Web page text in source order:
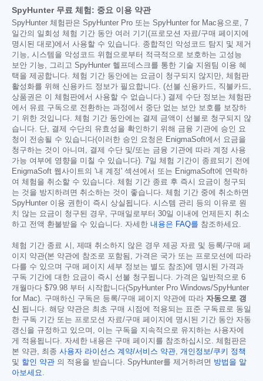
SpyHunter 무료 체험: 중요 이용 약관
SpyHunter 체험판은 SpyHunter Pro 또는 SpyHunter for Mac용으로, 7
일간의 일회성 체험 기간 동안 여러 기기(프로모션 자료/구매 페이지에
명시된 대로)에서 사용할 수 있습니다. 종합적인 악성코드 탐지 및 제거
기능, 시스템을 악성코드 위협으로부터 적극적으로 보호하는 고성능
보안 기능, 그리고 SpyHunter 헬프데스크를 통한 기술 지원팀 이용 혜
택을 제공합니다. 체험 기간 동안에는 요금이 청구되지 않지만, 체험판
활성화를 위해 신용카드 정보가 필요합니다. (선불 신용카드, 직불카드,
상품권은 이 체험판에서 사용할 수 없습니다.) 결제 수단 정보는 체험판
에서 유료 구독으로 전환하는 과정에서 중단 없는 보안 보호를 보장하
기 위한 것입니다. 체험 기간 동안에는 결제 금액이 선불로 청구되지 않
습니다. 단, 결제 수단의 유효성을 확인하기 위해 금융 기관에 승인 요
청이 전송될 수 있습니다(이러한 승인 요청은 EnigmaSoft에서 요금을
청구하는 것이 아니며, 결제 수단 및/또는 금융 기관에 따라 계정 사용
가능 여부에 영향을 미칠 수 있습니다). 7일 체험 기간이 종료되기 전에
EnigmaSoft 웹사이트의 '내 계정' 섹션에서 또는 EnigmaSoft에 연락하
여 체험을 취소할 수 있습니다. 체험 기간 종료 후 즉시 요금이 청구되
는 것을 방지하려면 취소하는 것이 좋습니다. 체험 기간 중에 취소하면
SpyHunter 이용 권한이 즉시 상실됩니다. 시스템 관리 등의 이유로 원
치 않는 요금이 청구된 경우, 구매일로부터 30일 이내에 언제든지 취소
하고 전액 환불받을 수 있습니다. 자세한 내용은 FAQ를 참조하세요.
체험 기간 종료 시, 제때 취소하지 않은 경우 제공 자료 및 등록/구매 페
이지 약관(본 약관에 참조로 포함됨, 가격은 국가 또는 프로모션에 따라
다를 수 있으며 구매 페이지 세부 정보는 별도 참조)에 명시된 가격과
구독 기간에 대한 요금이 즉시 선불 청구됩니다. 가격은 일반적으로 6
개월마다 $79.98 부터 시작합니다(SpyHunter Pro Windows/SpyHunter
for Mac). 구매하신 구독은 등록/구매 페이지 약관에 따라 자동으로 갱
신 됩니다. 해당 약관은 최초 구매 시점에 적용되는 표준 구독료로 동일
한 구독 기간 또는 프로모션 자료/구매 페이지에 명시된 기간 동안 자동
갱신을 규정하고 있으며, 이는 구독을 지속적으로 유지하는 사용자에
게 적용됩니다. 자세한 내용은 구매 페이지를 참조하십시오. 체험판은
본 약관, 최종 사용자 라이선스 계약/서비스 약관, 개인정보/쿠키 정책
및 할인 약관 의 적용을 받습니다. SpyHunter를 제거하려면 방법을 알
아보세요.